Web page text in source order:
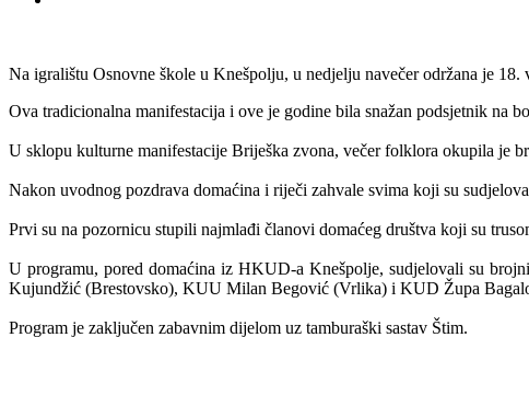
Na igralištu Osnovne škole u Knešpolju, u nedjelju navečer održana je
Ova tradicionalna manifestacija i ove je godine bila snažan podsjetnik na
U sklopu kulturne manifestacije Briješka zvona, večer folklora okupila je
Nakon uvodnog pozdrava domaćina i riječi zahvale svima koji su
Prvi su na pozornicu stupili najmlađi članovi domaćeg društva koji su
U programu, pored domaćina iz HKUD-a Knešpolje, sudjelovali su
Kujundžić (Brestovsko), KUU Milan Begović (Vrlika) i KUD Župa
Program je zaključen zabavnim dijelom uz tamburaški sastav Štim.